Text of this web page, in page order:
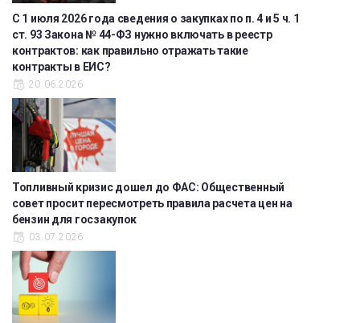
С 1 июля 2026 года сведения о закупках по п. 4 и 5 ч. 1
ст. 93 Закона № 44-ФЗ нужно включать в реестр
контрактов: как правильно отражать такие
контракты в ЕИС?
20.06.2026
Топливный кризис дошел до ФАС: Общественный
совет просит пересмотреть правила расчета цен на
бензин для госзакупок
03.07.2026